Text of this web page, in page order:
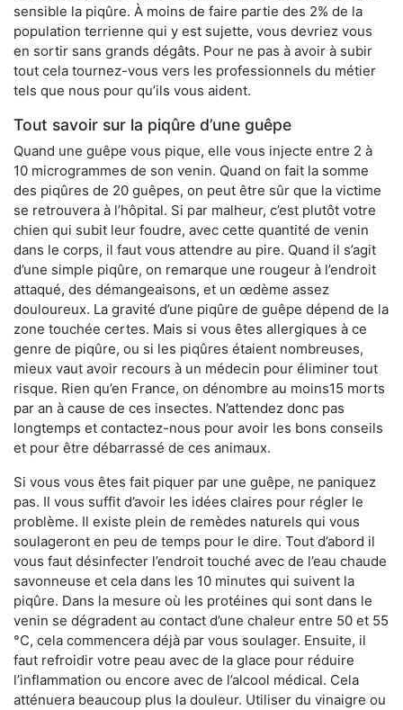
sensible la piqûre. À moins de faire partie des 2% de la
population terrienne qui y est sujette, vous devriez vous
en sortir sans grands dégâts. Pour ne pas à avoir à subir
tout cela tournez-vous vers les professionnels du métier
tels que nous pour qu’ils vous aident.
Tout savoir sur la piqûre d’une guêpe
Quand une guêpe vous pique, elle vous injecte entre 2 à
10 microgrammes de son venin. Quand on fait la somme
des piqûres de 20 guêpes, on peut être sûr que la victime
se retrouvera à l’hôpital. Si par malheur, c’est plutôt votre
chien qui subit leur foudre, avec cette quantité de venin
dans le corps, il faut vous attendre au pire. Quand il s’agit
d’une simple piqûre, on remarque une rougeur à l’endroit
attaqué, des démangeaisons, et un œdème assez
douloureux. La gravité d’une piqûre de guêpe dépend de la
zone touchée certes. Mais si vous êtes allergiques à ce
genre de piqûre, ou si les piqûres étaient nombreuses,
mieux vaut avoir recours à un médecin pour éliminer tout
risque. Rien qu’en France, on dénombre au moins15 morts
par an à cause de ces insectes. N’attendez donc pas
longtemps et contactez-nous pour avoir les bons conseils
et pour être débarrassé de ces animaux.
Si vous vous êtes fait piquer par une guêpe, ne paniquez
pas. Il vous suffit d’avoir les idées claires pour régler le
problème. Il existe plein de remèdes naturels qui vous
soulageront en peu de temps pour le dire. Tout d’abord il
vous faut désinfecter l’endroit touché avec de l’eau chaude
savonneuse et cela dans les 10 minutes qui suivent la
piqûre. Dans la mesure où les protéines qui sont dans le
venin se dégradent au contact d’une chaleur entre 50 et 55
°C, cela commencera déjà par vous soulager. Ensuite, il
faut refroidir votre peau avec de la glace pour réduire
l’inflammation ou encore avec de l’alcool médical. Cela
atténuera beaucoup plus la douleur. Utiliser du vinaigre ou